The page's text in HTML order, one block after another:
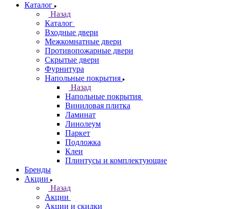
Каталог
Назад
Каталог
Входные двери
Межкомнатные двери
Противопожарные двери
Скрытые двери
Фурнитура
Напольные покрытия
Назад
Напольные покрытия
Виниловая плитка
Ламинат
Линолеум
Паркет
Подложка
Клеи
Плинтусы и комплектующие
Бренды
Акции
Назад
Акции
Акции и скидки